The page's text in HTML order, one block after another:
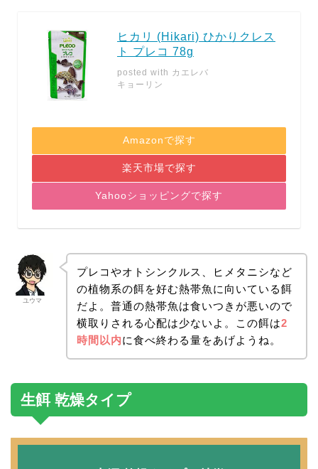
ヒカリ (Hikari) ひかりクレス
ト プレコ 78g
posted with カエレバ
キョーリン
Amazonで探す
楽天市場で探す
Yahooショッピングで探す
ユウマ
プレコやオトシンクルス、ヒメタニシなど
の植物系の餌を好む熱帯魚に向いている餌
だよ。普通の熱帯魚は食いつきが悪いので
横取りされる心配は少ないよ。この餌は2
時間以内に食べ終わる量をあげようね。
生餌 乾燥タイプ